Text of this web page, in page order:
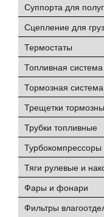
Суппорта для
Сцепление для
Термостаты
Топливная система
Тормозная система
Трещетки
Трубки топливные
Турбокомпрессоры
Тяги рулевые и
Фары и фонари
Фильтры